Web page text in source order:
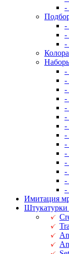
-
-
-
-
-
-
-
-
-
-
-
-
-
-
-
-
-
-
Имитация
Штукатурки